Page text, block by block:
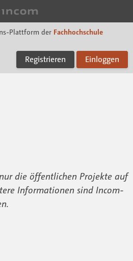
Plattform der Fachhochschule
Registrieren Einloggen
die öffentlichen Projekte auf
Informationen sind Incom-